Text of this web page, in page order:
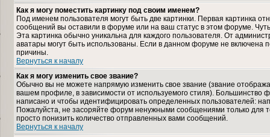
Как я могу поместить картинку под своим именем?
Под именем пользователя могут быть две картинки. Первая картинка
сообщений вы оставили в форуме или на ваш статус в этом форуме.
Эта картинка обычно уникальна для каждого пользователя. От
аватары могут быть использованы. Если в данном форуме не включена
причины.
Вернуться к началу
Как я могу изменить свое звание?
Обычно вы не можете напрямую изменить свое звание (звание
вашем профиле, в зависимости от используемого стиля). Большинство
написано и чтобы идентифицировать определенных пользователей:
Пожалуйста, не засоряйте форум ненужными сообщениями только для
просто понизить количество отправленных вами сообщений.
Вернуться к началу